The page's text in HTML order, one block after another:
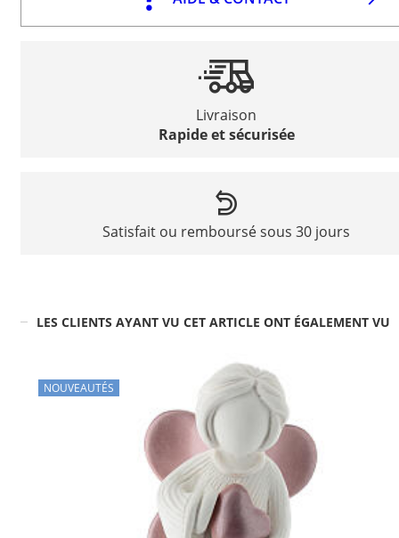
Livraison
Rapide et sécurisée
Satisfait ou remboursé sous 30 jours
LES CLIENTS AYANT VU CET ARTICLE ONT ÉGALEMENT VU
NOUVEAUTÉS